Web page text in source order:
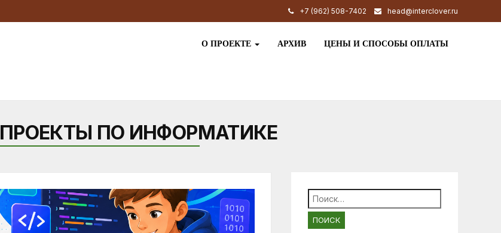
+7 (962) 508-7402 head@interclover.ru
О ПРОЕКТЕ АРХИВ ЦЕНЫ И СПОСОБЫ ОПЛАТЫ
ПРОЕКТЫ ПО ИНФОРМАТИКЕ
Найти: